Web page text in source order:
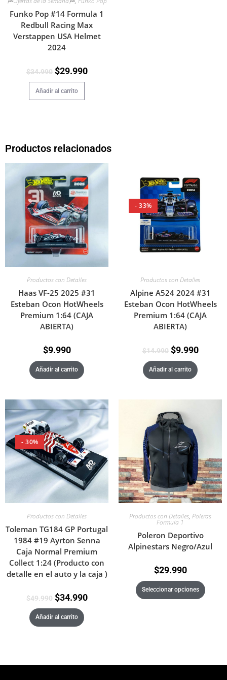
Funko Pop #14 Formula 1
Redbull Racing Max
Verstappen USA Helmet
2024
$34.990 $29.990
Añadir al carrito
Productos relacionados
Productos con Detalles
Haas VF-25 2025 #31
Esteban Ocon HotWheels
Premium 1:64 (CAJA
ABIERTA)
$9.990
Añadir al carrito
- 33%
Productos con Detalles
Alpine A524 2024 #31
Esteban Ocon HotWheels
Premium 1:64 (CAJA
ABIERTA)
$14.990 $9.990
Añadir al carrito
- 30%
Productos con Detalles
Toleman TG184 GP Portugal
1984 #19 Ayrton Senna
Caja Normal Premium
Collect 1:24 (Producto con
detalle en el auto y la caja )
$49.990 $34.990
Añadir al carrito
Productos con Detalles, Poleras
Formula 1
Poleron Deportivo
Alpinestars Negro/Azul
$29.990
Seleccionar opciones